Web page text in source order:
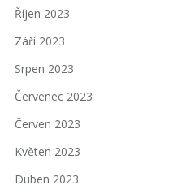
Říjen 2023
Září 2023
Srpen 2023
Červenec 2023
Červen 2023
Květen 2023
Duben 2023